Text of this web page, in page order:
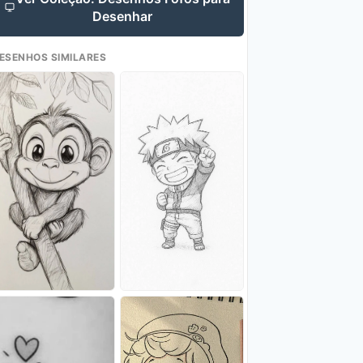
Desenhar
SIMILARES